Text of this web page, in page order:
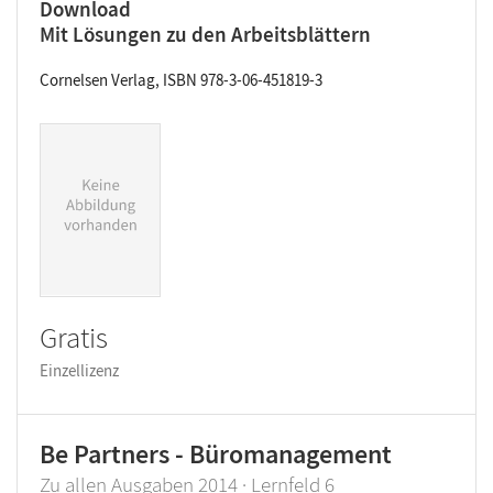
Download
Mit Lösungen zu den Arbeitsblättern
Cornelsen Verlag, ISBN 978-3-06-451819-3
Gratis
Einzellizenz
Be Partners - Büromanagement
Zu allen Ausgaben 2014 · Lernfeld 6